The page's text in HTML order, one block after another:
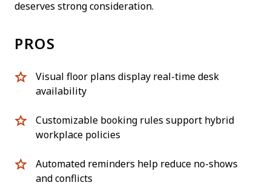
deserves strong consideration.
PROS
Visual floor plans display real-time desk
availability
Customizable booking rules support hybrid
workplace policies
Automated reminders help reduce no-shows
and conflicts